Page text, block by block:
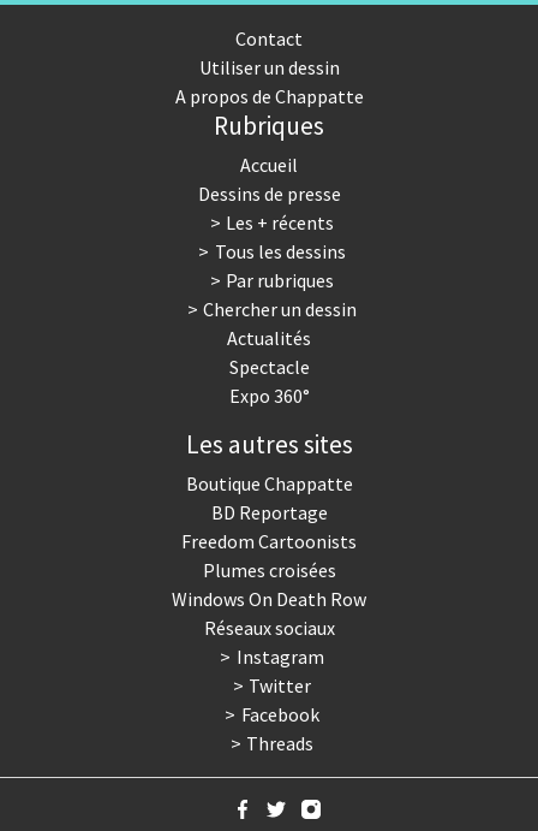
Contact
Utiliser un dessin
A propos de Chappatte
Rubriques
Accueil
Dessins de presse
Les + récents
Tous les dessins
Par rubriques
Chercher un dessin
Actualités
Spectacle
Expo 360°
Les autres sites
Boutique Chappatte
BD Reportage
Freedom Cartoonists
Plumes croisées
Windows On Death Row
Réseaux sociaux
Instagram
Twitter
Facebook
Threads